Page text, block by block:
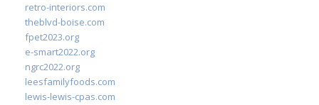
retro-interiors.com
theblvd-boise.com
fpet2023.org
e-smart2022.org
ngrc2022.org
leesfamilyfoods.com
lewis-lewis-cpas.com